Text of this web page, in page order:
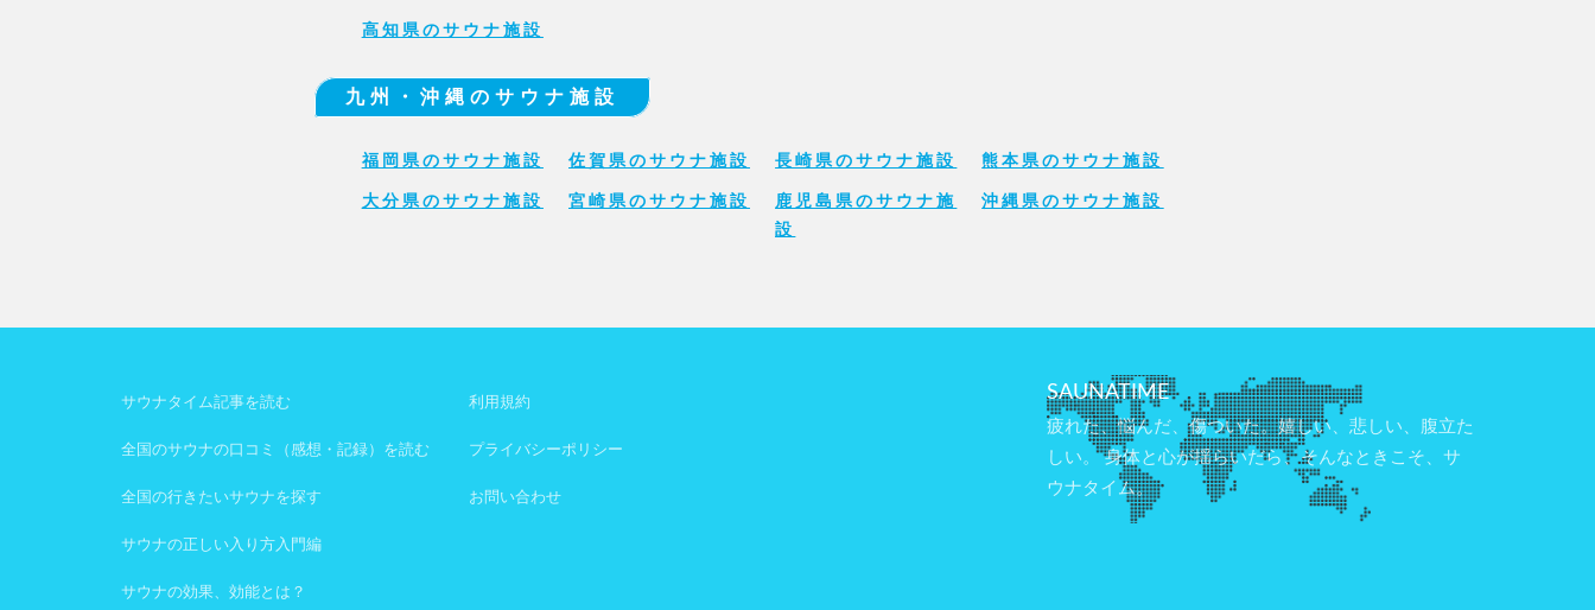
高知県のサウナ施設
九州・沖縄のサウナ施設
福岡県のサウナ施設 佐賀県のサウナ施設 長崎県のサウナ施設 熊本県のサウナ施設
大分県のサウナ施設 宮崎県のサウナ施設
鹿児島県のサウナ施
設
沖縄県のサウナ施設
サウナタイム記事を読む
全国のサウナの口コミ（感想・記録）を読む
全国の行きたいサウナを探す
サウナの正しい入り方入門編
サウナの効果、効能とは？
利用規約
プライバシーポリシー
お問い合わせ
SAUNATIME
疲れた、悩んだ、傷ついた。嬉しい、悲しい、腹立た
しい。 身体と心が揺らいだら、そんなときこそ、サ
ウナタイム。